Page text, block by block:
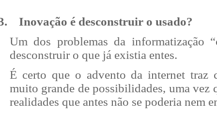
Inovação é desconstruir o usado?
Um dos problemas da informatização
desconstruir o que já existia entes.
É certo que o advento da internet traz
muito grande de possibilidades, uma vez
realidades que antes não se poderia nem